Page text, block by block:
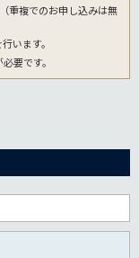
重複でのお申し込みは無
います。
要です。